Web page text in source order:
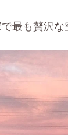
最も贅沢な